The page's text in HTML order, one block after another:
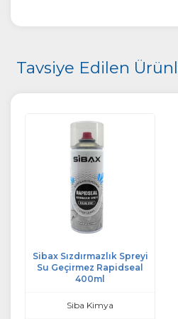
Tavsiye Edilen
Sibax Sızdırmazlık Spreyi
Su Geçirmez Rapidseal
400ml
Siba Kimya